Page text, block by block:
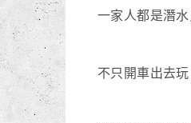
一家人都是潛水
不只開車出去玩